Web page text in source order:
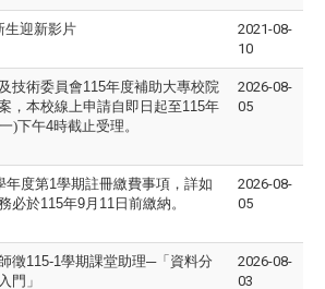
生迎新影片
2021-08-
10
技術委員會115年度補助大專校院
，本校線上申請自即日起至115年
一)下午4時截止受理。
2026-08-
05
年度第1學期註冊繳費事項，詳如
必於115年9月 11 日前繳納。
2026-08-
05
徵115-1學期課堂助理─「資料分
門」
2026-08-
03